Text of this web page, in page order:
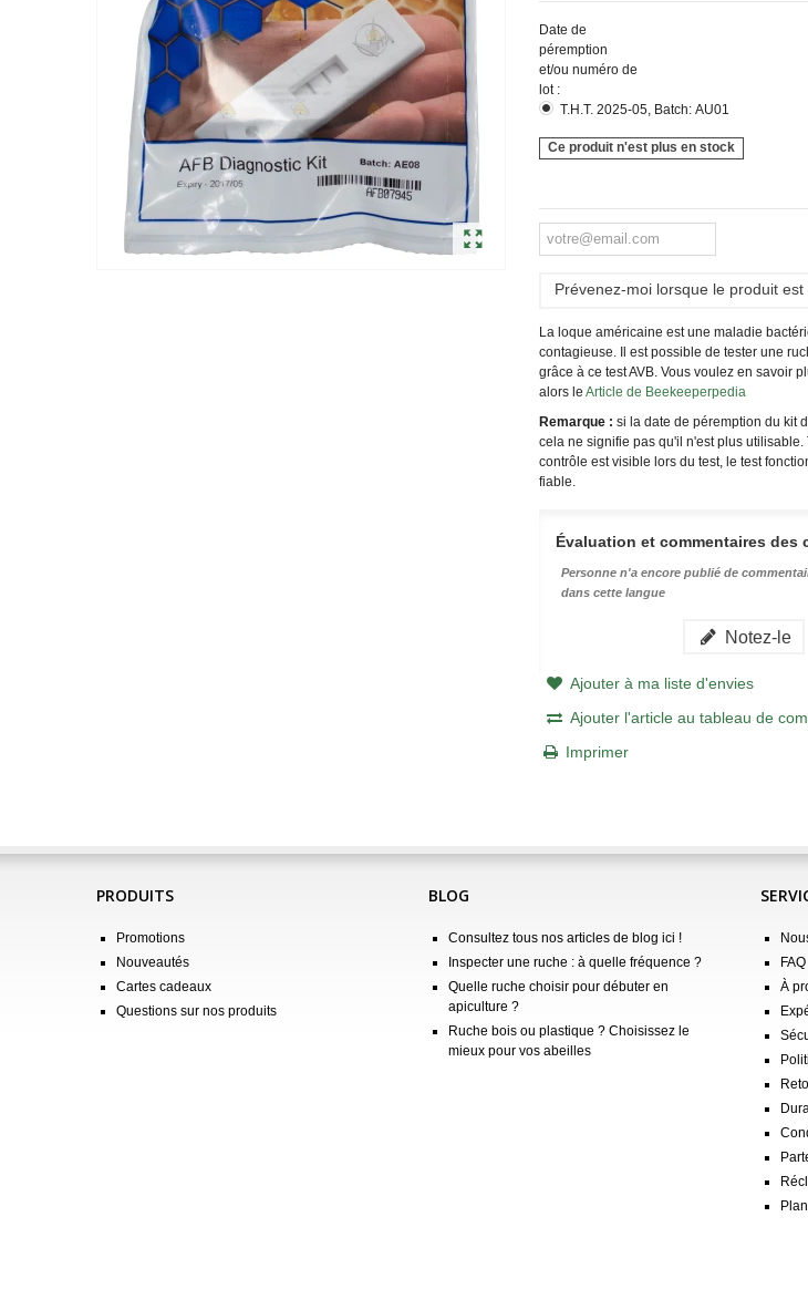
Date de
péremption
et/ou numéro de
lot :
T.H.T. 2025-05, Batch: AU01
Ce produit n'est plus en stock
Prévenez-moi lorsque le produit est
La loque américaine est une maladie
contagieuse. Il est possible de tester une
grâce à ce test AVB. Vous voulez en savoir
alors le Article de Beekeeperpedia
Remarque : si la date de péremption du kit
cela ne signifie pas qu'il n'est plus utilisable.
contrôle est visible lors du test, le test
fiable.
Évaluation et commentaires des
Personne n'a encore publié de
dans cette langue
Notez-le
Ajouter à ma liste d'envies
Ajouter l'article au tableau de
Imprimer
PRODUITS
Promotions
Nouveautés
Cartes cadeaux
Questions sur nos produits
BLOG
Consultez tous nos articles de blog ici !
Inspecter une ruche : à quelle fréquence ?
Quelle ruche choisir pour débuter en
apiculture ?
Ruche bois ou plastique ? Choisissez le
mieux pour vos abeilles
FAQ
À